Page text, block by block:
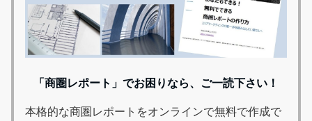
「商圏レポート」でお困りなら、ご一読下さい！
本格的な商圏レポートをオンラインで無料で作成で